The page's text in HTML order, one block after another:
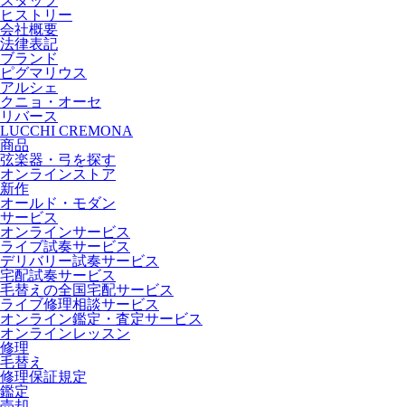
ヒストリー
会社概要
法律表記
ブランド
ピグマリウス
アルシェ
クニョ・オーセ
リバース
LUCCHI CREMONA
商品
弦楽器・弓を探す
オンラインストア
新作
オールド・モダン
サービス
オンラインサービス
ライブ試奏サービス
デリバリー試奏サービス
宅配試奏サービス
毛替えの全国宅配サービス
ライブ修理相談サービス
オンライン鑑定・査定サービス
オンラインレッスン
修理
毛替え
修理保証規定
鑑定